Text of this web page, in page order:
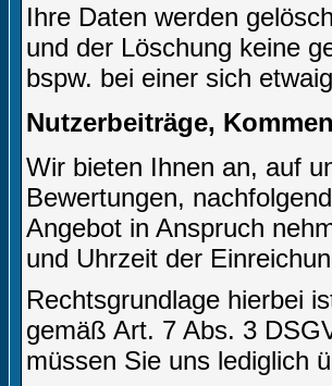
Ihre Daten werden
und der Löschung keine
bspw. bei einer sich
Nutzerbeiträge,
Wir bieten Ihnen an, auf
Bewertungen,
Angebot in Anspruch
und Uhrzeit der
Rechtsgrundlage hierbei
gemäß Art. 7 Abs. 3
müssen Sie uns lediglich